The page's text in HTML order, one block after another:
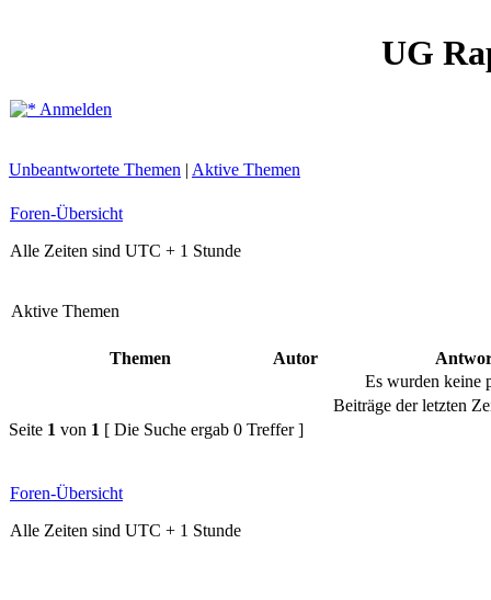
UG
Anmelden
Unbeantwortete Themen | Aktive Themen
Foren-Übersicht
Alle Zeiten sind UTC + 1 Stunde
Aktive Themen
Themen Autor
Es wurden keine
Beiträge der letzten
Seite 1 von 1 [ Die Suche ergab 0 Treffer ]
Foren-Übersicht
Alle Zeiten sind UTC + 1 Stunde